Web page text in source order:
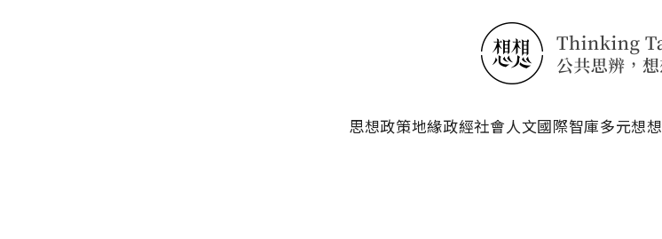
思想政策地緣政經社會人文國際智庫多元想想